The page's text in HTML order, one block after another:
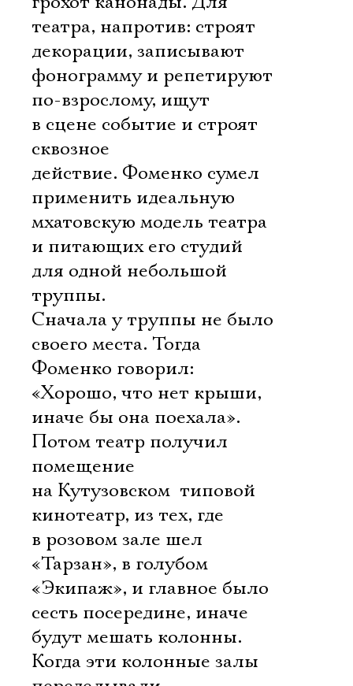
театра, напротив: строят
декорации, записывают
фонограмму и репетируют
по-взрослому, ищут
в сцене событие и строят
сквозное
действие. Фоменко сумел
применить идеальную
мхатовскую модель театра
и питающих его студий
для одной небольшой
труппы.
Сначала у труппы не было
своего места. Тогда
Фоменко говорил:
«Хорошо, что нет крыши,
иначе бы она поехала».
Потом театр получил
помещение
на Кутузовском  типовой
кинотеатр, из тех, где
в розовом зале шел
«Тарзан», в голубом 
«Экипаж», и главное было 
сесть посередине, иначе
будут мешать колонны.
Когда эти колонные залы